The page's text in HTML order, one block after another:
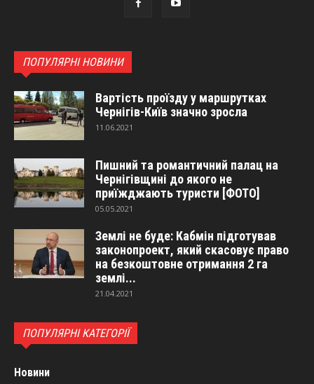
ПОПУЛЯРНІ НОВИНИ
Вартість проїзду у маршрутках
Чернігів-Київ значно зросла
11.06.2021
Пишний та романтичний палац на
Чернігівщині до якого не
приїжджають туристи [ФОТО]
05.05.2021
Землі не буде: Кабмін підготував
законопроект, який скасовує право
на безкоштовне отримання 2 га
землі...
21.04.2021
ПОПУЛЯРНІ КАТЕГОРІЇ
Новини